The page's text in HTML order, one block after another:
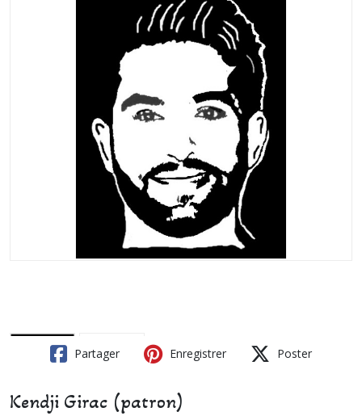
Partager Enregistrer Poster
Kendji Girac (patron)